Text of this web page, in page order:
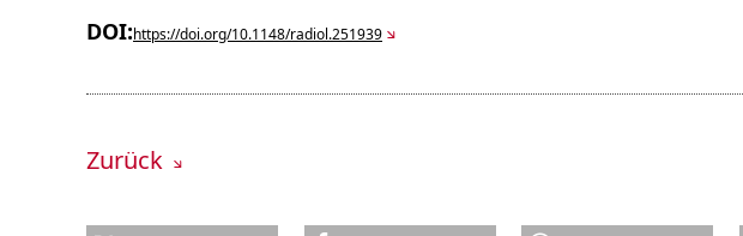
DOI:https://doi.org/10.1148/radiol.251939
Zurück